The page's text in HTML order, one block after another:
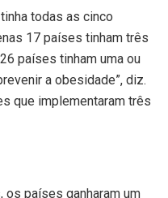
todas as cinco
17 países tinham três
países tinham uma ou
a obesidade”, diz.
que implementaram três
países ganharam um